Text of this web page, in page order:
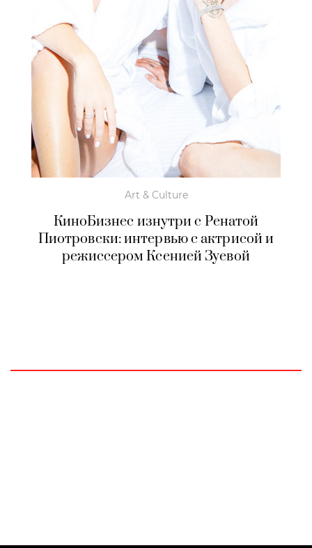
Art & Culture
КиноБизнес изнутри с Ренатой
Пиотровски: интервью с актрисой и
режиссером Ксенией Зуевой